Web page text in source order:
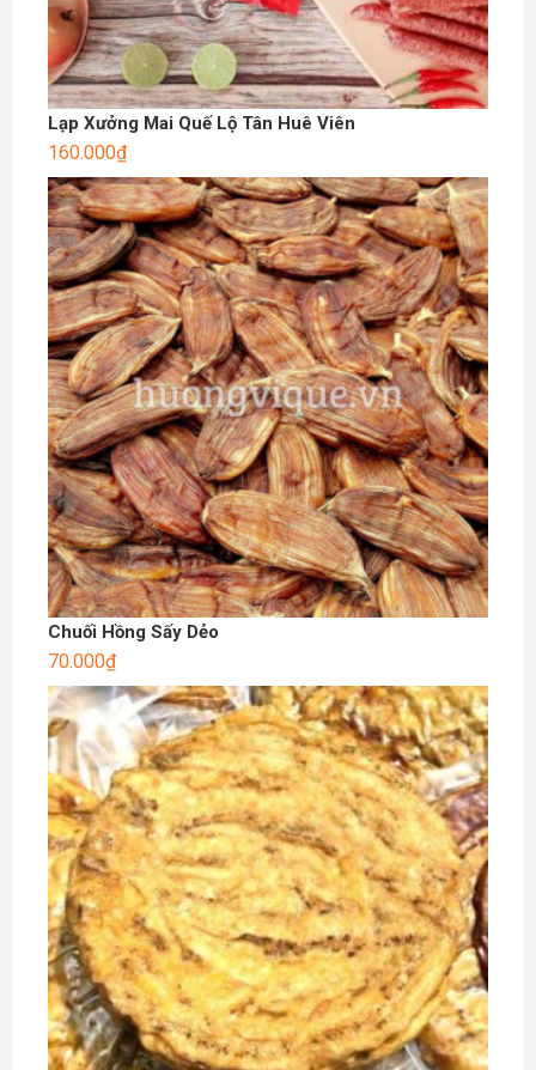
Lạp Xưởng Mai Quế Lộ Tân Huê Viên
160.000₫
Chuối Hồng Sấy Dẻo
70.000₫